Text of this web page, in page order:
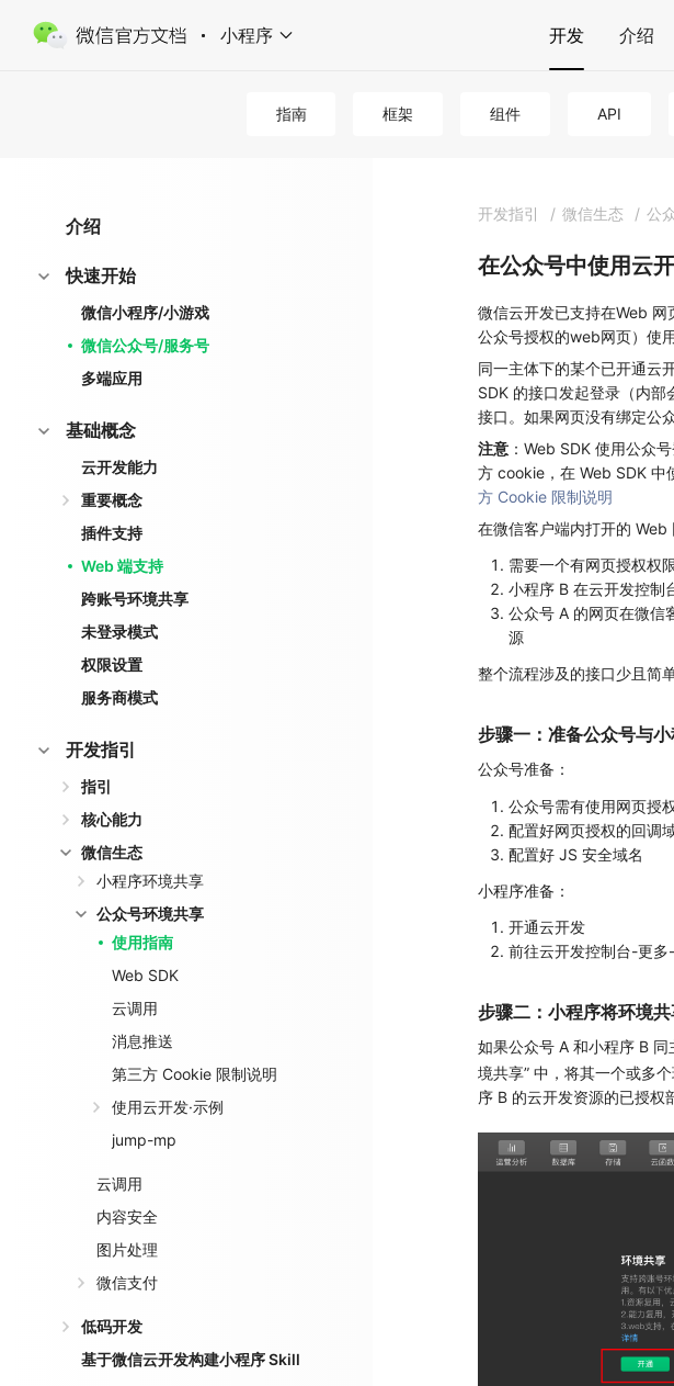
小程序 开发 介绍
指南 框架 组件 API
介绍
快速开始
微信小程序/小游戏
微信公众号/服务号
多端应用
基础概念
云开发能力
重要概念
插件支持
Web 端支持
跨账号环境共享
未登录模式
权限设置
服务商模式
开发指引
指引
核心能力
微信生态
小程序环境共享
公众号环境共享
使用指南
Web SDK
云调用
消息推送
第三方 Cookie 限制说明
使用云开发·示例
jump-mp
云调用
内容安全
图片处理
微信支付
低码开发
基于微信云开发构建小程序 Skill
开发指引 / 微信生态 / 公
在公众号中使用云
微信云开发已支持在Web
公众号授权的web网页）使用
同一主体下的某个已开通云
SDK 的接口发起登录（内
接口。如果网页没有绑定公
注意 ：Web SDK 使用公众
方 cookie，在 Web SDK 中
方 Cookie 限制说明
在微信客户端内打开的 Web
需要一个有网页授权权
小程序 B 在云开发控制
公众号 A 的网页在微信
源
整个流程涉及的接口少且简
步骤一：准备公众号与
公众号准备：
公众号需有使用网页授
配置好网页授权的回调
配置好 JS 安全域名
小程序准备：
开通云开发
前往云开发控制台-更
步骤二：小程序将环境
如果公众号 A 和小程序 B
境共享” 中，将其一个或多
序 B 的云开发资源的已授权